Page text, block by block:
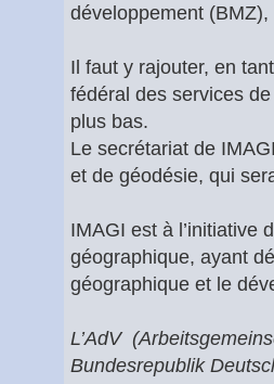
développement
Il faut y rajouter, en
fédéral des services
plus bas.
Le secrétariat de
et de géodésie, qui
IMAGI est à l’initiative
géographique, ayant
géographique et le
L’AdV
Bundesrepublik